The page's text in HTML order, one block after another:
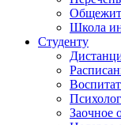
Школа
Студенту
Психолог
Заочное